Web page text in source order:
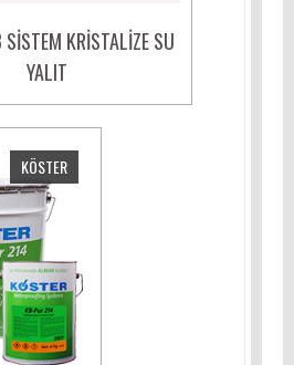
SISTEM KRISTALIZE SU
YALIT
KÖSTER